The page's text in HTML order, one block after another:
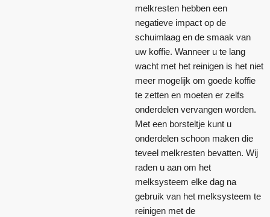
melkresten hebben een
negatieve impact op de
schuimlaag en de smaak van
uw koffie. Wanneer u te lang
wacht met het reinigen is het niet
meer mogelijk om goede koffie
te zetten en moeten er zelfs
onderdelen vervangen worden.
Met een borsteltje kunt u
onderdelen schoon maken die
teveel melkresten bevatten. Wij
raden u aan om het
melksysteem elke dag na
gebruik van het melksysteem te
reinigen met de